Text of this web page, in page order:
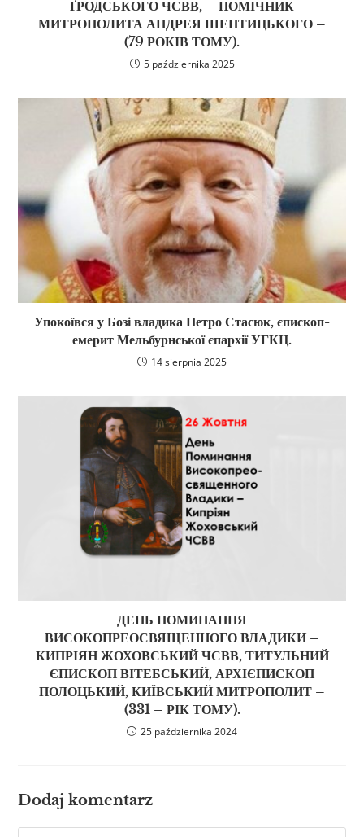
ҐРОДСЬКОГО ЧСВВ, – ПОМІЧНИК
МИТРОПОЛИТА АНДРЕЯ ШЕПТИЦЬКОГО –
(79 РОКІВ ТОМУ).
5 października 2025
Упокоївся у Бозі владика Петро Стасюк, єпископ-
емерит Мельбурнської єпархії УГКЦ.
14 sierpnia 2025
ДЕНЬ ПОМИНАННЯ
ВИСОКОПРЕОСВЯЩЕННОГО ВЛАДИКИ –
КИПРІЯН ЖОХОВСЬКИЙ ЧСВВ, ТИТУЛЬНИЙ
ЄПИСКОП ВІТЕБСЬКИЙ, АРХІЄПИСКОП
ПОЛОЦЬКИЙ, КИЇВСЬКИЙ МИТРОПОЛИТ –
(331 – РІК ТОМУ).
25 października 2024
Dodaj komentarz